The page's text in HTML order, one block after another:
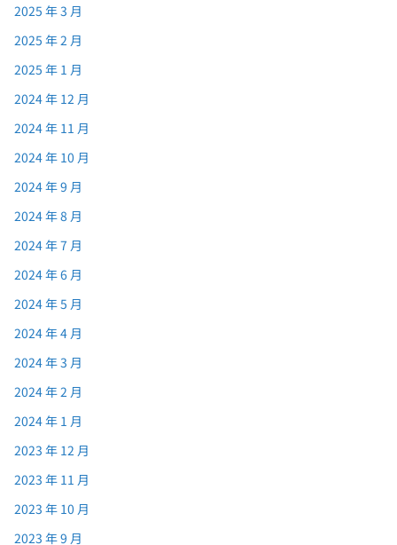
2025 年 3 月
2025 年 2 月
2025 年 1 月
2024 年 12 月
2024 年 11 月
2024 年 10 月
2024 年 9 月
2024 年 8 月
2024 年 7 月
2024 年 6 月
2024 年 5 月
2024 年 4 月
2024 年 3 月
2024 年 2 月
2024 年 1 月
2023 年 12 月
2023 年 11 月
2023 年 10 月
2023 年 9 月